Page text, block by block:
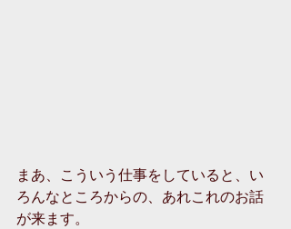
まあ、こういう仕事をしていると、い
ろんなところからの、あれこれのお話
が来ます。